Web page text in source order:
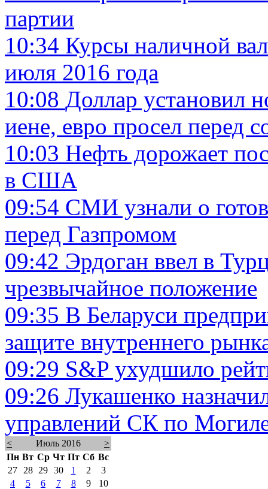
партии
10:34 Курсы наличной
июля 2016 года
10:08 Доллар установил
иене, евро просел перед
10:03 Нефть дорожает
в США
09:54 СМИ узнали о
перед Газпромом
09:42 Эрдоган ввел в
чрезвычайное положение
09:35 В Беларуси
защите внутреннего
09:29 S&P ухудшило
09:26 Лукашенко
управлений СК по
< Июль 2016
>
Пн Вт Ср Чт Пт Сб Вс
27
28 29 30 1 2
3
4
5 6 7 8 9
10